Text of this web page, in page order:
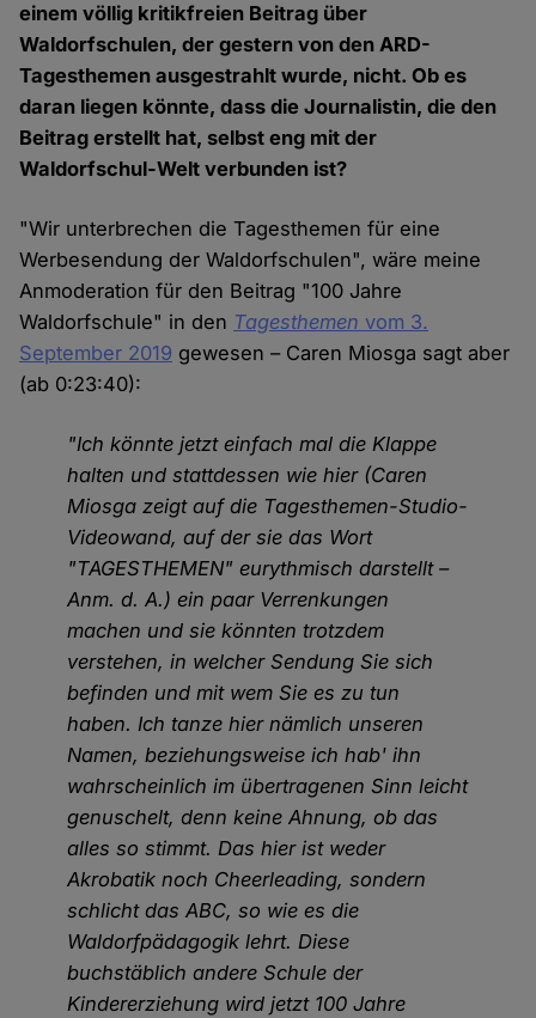
einem völlig kritikfreien Beitrag über
Waldorfschulen, der gestern von den ARD-
Tagesthemen ausgestrahlt wurde, nicht. Ob es
daran liegen könnte, dass die Journalistin, die den
Beitrag erstellt hat, selbst eng mit der
Waldorfschul-Welt verbunden ist?
"Wir unterbrechen die Tagesthemen für eine
Werbesendung der Waldorfschulen", wäre meine
Anmoderation für den Beitrag "100 Jahre
Waldorfschule" in den Tagesthemen vom 3.
September 2019 gewesen – Caren Miosga sagt aber
(ab 0:23:40):
"Ich könnte jetzt einfach mal die Klappe
halten und stattdessen wie hier (Caren
Miosga zeigt auf die Tagesthemen-Studio-
Videowand, auf der sie das Wort
"TAGESTHEMEN" eurythmisch darstellt –
Anm. d. A.) ein paar Verrenkungen
machen und sie könnten trotzdem
verstehen, in welcher Sendung Sie sich
befinden und mit wem Sie es zu tun
haben. Ich tanze hier nämlich unseren
Namen, beziehungsweise ich hab' ihn
wahrscheinlich im übertragenen Sinn leicht
genuschelt, denn keine Ahnung, ob das
alles so stimmt. Das hier ist weder
Akrobatik noch Cheerleading, sondern
schlicht das ABC, so wie es die
Waldorfpädagogik lehrt. Diese
buchstäblich andere Schule der
Kindererziehung wird jetzt 100 Jahre